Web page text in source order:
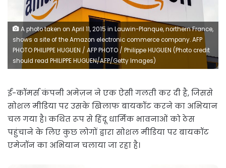
A photo taken on April 11, 2015 in Lauwin-Planque, northern France,
shows a site of the Amazon electronic commerce company. AFP
PHOTO PHILIPPE HUGUEN / AFP PHOTO / Philippe HUGUEN (Photo credit
should read PHILIPPE HUGUEN/AFP/Getty Images)
ई-कॉमर्स कंपनी अमेज़न ने एक ऐसी गलती कर दी है, जिससे
सोशल मीडिया पर उसके खिलाफ बायकॉट करने का अभियान
चल गया है। कथित रूप से हिंदू धार्मिक भावनाओं को ठेस
पहुंचाने के लिए कुछ लोगों द्वारा सोशल मीडिया पर बायकॉट
एमेजॉन का अभियान चलाया जा रहा है।